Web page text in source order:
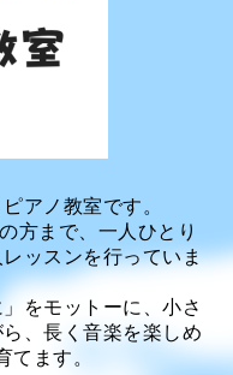
アノ教室です。
方まで、一人ひとり
ッスンを行っていま
をモットーに、小さ
、長く音楽を楽しめ
てます。